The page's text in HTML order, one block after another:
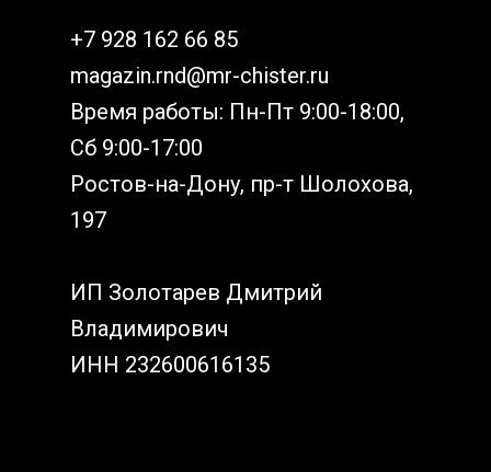
+7 928 162 66 85
magazin.rnd@mr-chister.ru
Время работы: Пн-Пт 9:00-18:00,
Сб 9:00-17:00
Ростов-на-Дону, пр-т Шолохова,
197
ИП Золотарев Дмитрий
Владимирович
ИНН 232600616135